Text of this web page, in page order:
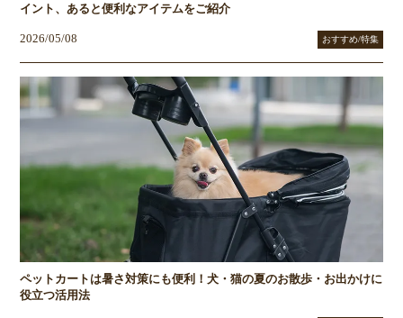
イント、あると便利なアイテムをご紹介
2026/05/08 おすすめ/特集
ペットカートは暑さ対策にも便利！犬・猫の夏のお散歩・お出かけに
役立つ活用法